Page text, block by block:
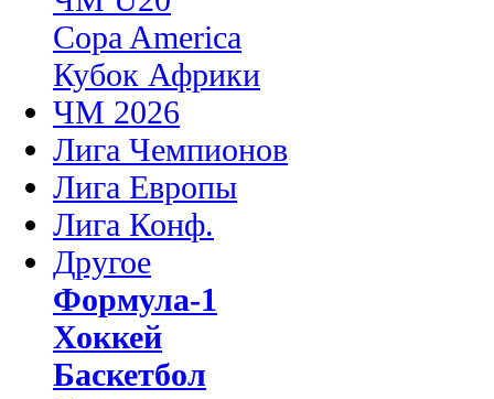
Copa America
Кубок Африки
ЧМ 2026
Лига Чемпионов
Лига Европы
Лига Конф.
Другое
Формула-1
Хоккей
Баскетбол